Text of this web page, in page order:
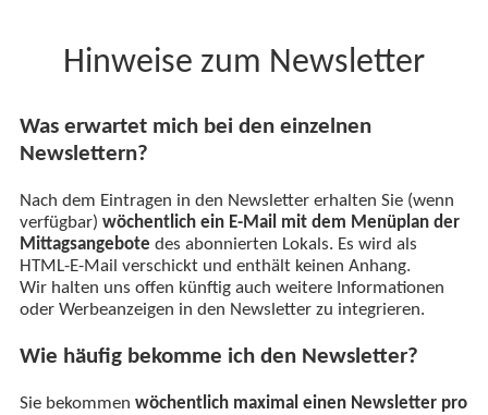
Hinweise zum Newsletter
Was erwartet mich bei den einzelnen
Newslettern?
Nach dem Eintragen in den Newsletter erhalten Sie (wenn
verfügbar) wöchentlich ein E-Mail mit dem Menüplan der
Mittagsangebote des abonnierten Lokals. Es wird als
HTML-E-Mail verschickt und enthält keinen Anhang.
Wir halten uns offen künftig auch weitere Informationen
oder Werbeanzeigen in den Newsletter zu integrieren.
Wie häufig bekomme ich den Newsletter?
Sie bekommen wöchentlich maximal einen Newsletter pro